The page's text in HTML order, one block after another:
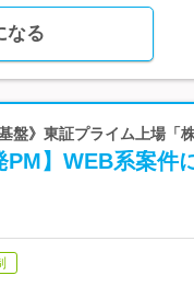
なる
盤》東証プライム上場「
PM】WEB系案件